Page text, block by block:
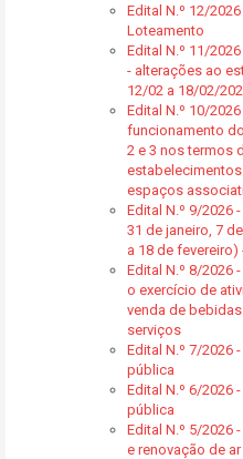
Edital N.º 12/
Loteamento
Edital N.º 11/
- alterações ao
12/02 a 18/02/
Edital N.º 10/
funcionamento
2 e 3 nos termos
espaços
Edital N.º 9/2026
31 de janeiro, 7
a 18 de
Edital N.º 8/2026
o exercício de
venda de
serviços
Edital N.º 7/2026
pública
Edital N.º 6/2026
pública
Edital N.º 5/2026
e renovação de